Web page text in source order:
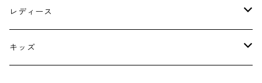
トップス
ボトムス
レディース
トップス
キッズ